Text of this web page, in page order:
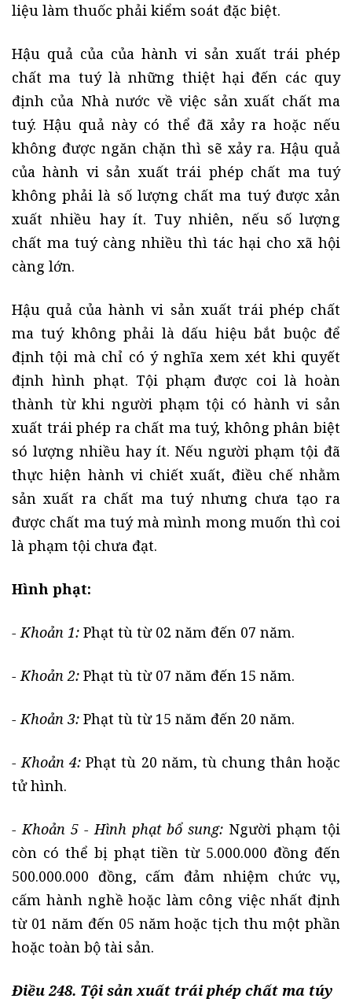
liệu làm thuốc phải kiểm soát đặc biệt.
Hậu quả của của hành vi sản xuất trái phép
chất ma tuý là những thiệt hại đến các quy
định của Nhà nước về việc sản xuất chất ma
tuý. Hậu quả này có thể đã xảy ra hoặc nếu
không được ngăn chặn thì sẽ xảy ra. Hậu quả
của hành vi sản xuất trái phép chất ma tuý
không phải là số lượng chất ma tuý được xản
xuất nhiều hay ít. Tuy nhiên, nếu số lượng
chất ma tuý càng nhiều thì tác hại cho xã hội
càng lớn.
Hậu quả của hành vi sản xuất trái phép chất
ma tuý không phải là dấu hiệu bắt buộc để
định tội mà chỉ có ý nghĩa xem xét khi quyết
định hình phạt. Tội phạm được coi là hoàn
thành từ khi người phạm tội có hành vi sản
xuất trái phép ra chất ma tuý, không phân biệt
só lượng nhiều hay ít. Nếu người phạm tội đã
thực hiện hành vi chiết xuất, điều chế nhằm
sản xuất ra chất ma tuý nhưng chưa tạo ra
được chất ma tuý mà mình mong muốn thì coi
là phạm tội chưa đạt.
Hình phạt:
- Khoản 1: Phạt tù từ 02 năm đến 07 năm.
- Khoản 2: Phạt tù từ 07 năm đến 15 năm.
- Khoản 3: Phạt tù từ 15 năm đến 20 năm.
- Khoản 4:Phạt tù 20 năm, tù chung thân hoặc
tử hình.
- Khoản 5 - Hình phạt bổ sung: Người phạm tội
còn có thể bị phạt tiền từ 5.000.000 đồng đến
500.000.000 đồng, cấm đảm nhiệm chức vụ,
cấm hành nghề hoặc làm công việc nhất định
từ 01 năm đến 05 năm hoặc tịch thu một phần
hoặc toàn bộ tài sản.
Điều 248. Tội sản xuất trái phép chất ma túy